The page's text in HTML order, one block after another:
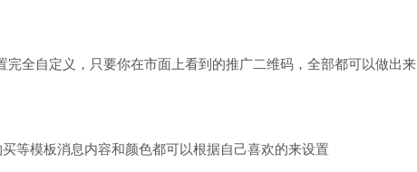
全自定义，只要你在市面上看到的推广二维码，全部都可以做出来
等模板消息内容和颜色都可以根据自己喜欢的来设置